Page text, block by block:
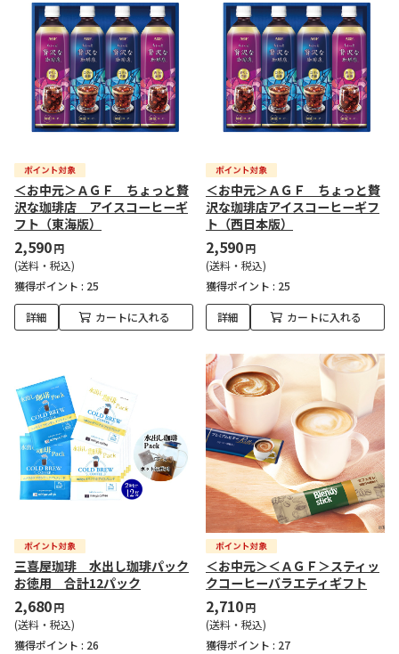
＜お中元＞ＡＧＦ ちょっと贅
沢な珈琲店 アイスコーヒーギ
フト（東海版）
2,590円
(送料・税込)
獲得ポイント : 25
詳細 カートに入れる
＜お中元＞ＡＧＦ ちょっと贅
沢な珈琲店アイスコーヒーギフ
ト（西日本版）
2,590円
(送料・税込)
獲得ポイント : 25
詳細 カートに入れる
三喜屋珈琲 水出し珈琲パック
お徳用 合計12パック
2,680円
(送料・税込)
獲得ポイント : 26
＜お中元＞＜ＡＧＦ＞スティッ
クコーヒーバラエティギフト
2,710円
(送料・税込)
獲得ポイント : 27